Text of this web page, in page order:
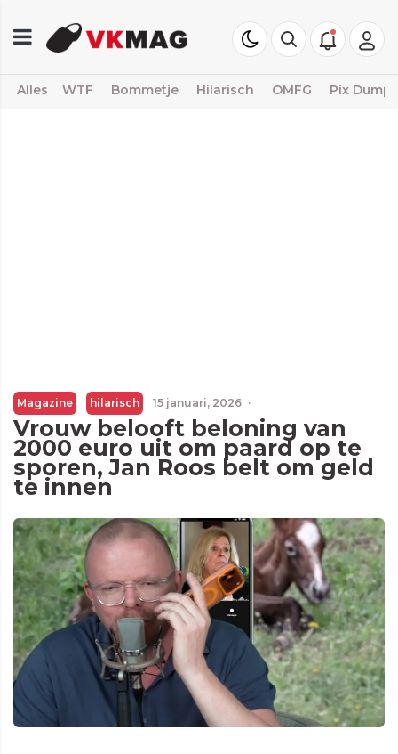
Alles WTF Bommetje Hilarisch OMFG Pix Dump
Magazine hilarisch 15 januari, 2026 ·
Vrouw belooft beloning van
2000 euro uit om paard op te
sporen, Jan Roos belt om geld
te innen